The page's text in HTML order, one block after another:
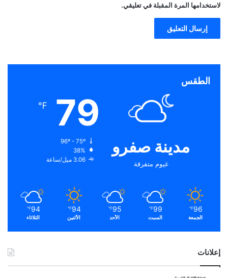
لاستخدامها المرة المقبلة في تعليقي.
الطقس
مدينة صفرو
غيوم متفرقة
79
℉
38%
3.06 ميل/ساعة
96
℉
الجمعة
99
℉
السبت
95
℉
الأحد
94
℉
الأثنين
94
℉
الثلاثاء
إعلانات